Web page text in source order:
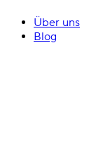
Über uns
Blog